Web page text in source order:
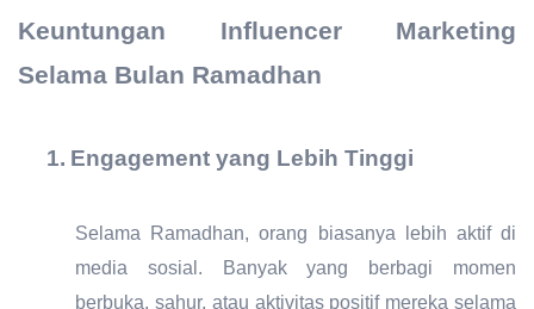
Keuntungan Influencer Marketing
Selama Bulan Ramadhan
1. Engagement yang Lebih Tinggi
Selama Ramadhan, orang biasanya lebih aktif di
media sosial. Banyak yang berbagi momen
berbuka, sahur, atau aktivitas positif mereka selama